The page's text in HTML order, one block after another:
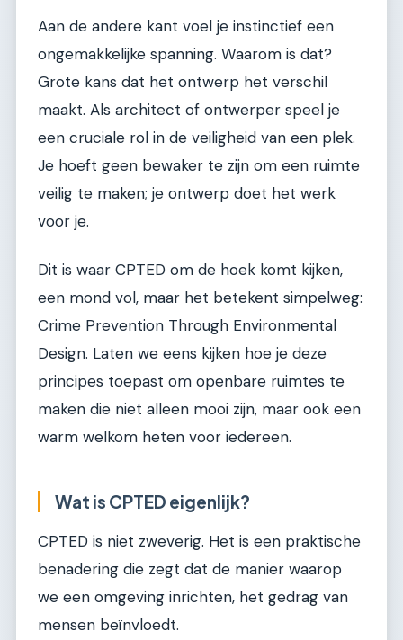
Aan de andere kant voel je instinctief een
ongemakkelijke spanning. Waarom is dat?
Grote kans dat het ontwerp het verschil
maakt. Als architect of ontwerper speel je
een cruciale rol in de veiligheid van een plek.
Je hoeft geen bewaker te zijn om een ruimte
veilig te maken; je ontwerp doet het werk
voor je.
Dit is waar CPTED om de hoek komt kijken,
een mond vol, maar het betekent simpelweg:
Crime Prevention Through Environmental
Design. Laten we eens kijken hoe je deze
principes toepast om openbare ruimtes te
maken die niet alleen mooi zijn, maar ook een
warm welkom heten voor iedereen.
Wat is CPTED eigenlijk?
CPTED is niet zweverig. Het is een praktische
benadering die zegt dat de manier waarop
we een omgeving inrichten, het gedrag van
mensen beïnvloedt.